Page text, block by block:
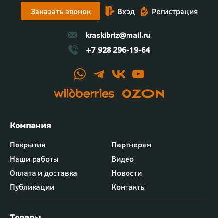
Заказать звонок Вход Регистрация
kraskibriz@mail.ru
+7 928 296-19-64
Футер
-
меню
"Компания"
Покрытия
Партнерам
Наши работы
Видео
Оплата и доставка
Новости
Публикации
Контакты